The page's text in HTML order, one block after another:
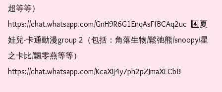
超等等）
https://chat.whatsapp.com/GnH9R6G1EnqAsFfBCAq2uc  4️⃣夏
娃兒-卡通動漫group 2（包括：角落生物/鬆弛熊/snoopy/星
之卡比/飄零燕等等）
https://chat.whatsapp.com/KcaXIj4y7ph2pZJmaXECbB